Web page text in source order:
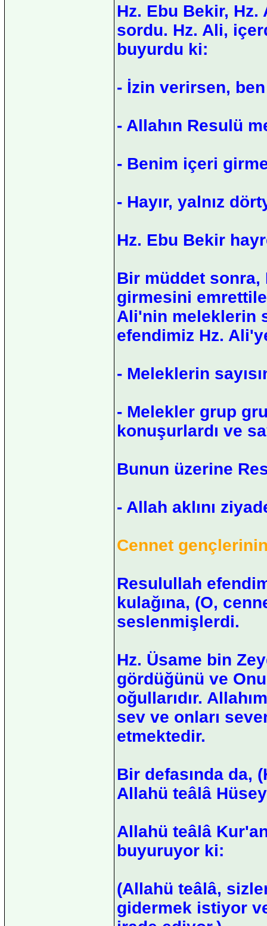
Hz. Ebu Bekir,
sordu. Hz. Ali,
buyurdu ki:
- İzin verirsen,
- Allahın Resulü
- Benim içeri
- Hayır, yalnız
Hz. Ebu Bekir
Bir müddet sonra,
girmesini
Ali'nin meleklerin
efendimiz Hz.
- Meleklerin
- Melekler grup
konuşurlardı ve
Bunun üzerine
- Allah aklını
Cennet
Resulullah
kulağına, (O,
seslenmişlerdi.
Hz. Üsame bin
gördüğünü ve
oğullarıdır.
sev ve onları
etmektedir.
Bir defasında da,
Allahü teâlâ
Allahü teâlâ
buyuruyor ki:
(Allahü teâlâ,
gidermek istiyor